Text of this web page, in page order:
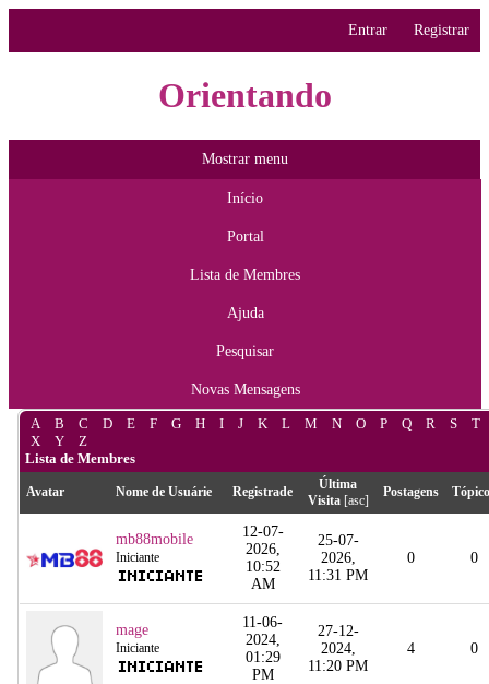
Entrar Registrar
Orientando
Mostrar menu
Início
Portal
Lista de Membres
Ajuda
Pesquisar
Novas Mensagens
A B C D E F G H I J K L M N O P Q R S
T
X
Y
Z
Lista de Membres
Avatar Nome de Usuárie Registrade
Última
Visita [asc]
Postagens
mb88mobile
Iniciante
12-07-
2026,
10:52
AM
25-07-
2026,
11:31 PM
0 0
mage
Iniciante
11-06-
2024,
01:29
PM
27-12-
2024,
11:20 PM
4 0